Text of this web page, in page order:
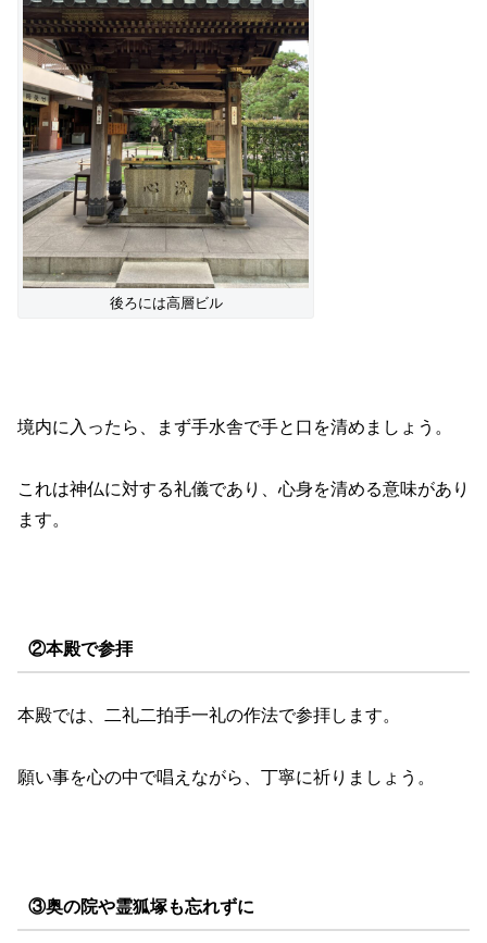
後ろには高層ビル
境内に入ったら、まず手水舎で手と口を清めましょう。
これは神仏に対する礼儀であり、心身を清める意味があり
ます。
②本殿で参拝
本殿では、二礼二拍手一礼の作法で参拝します。
願い事を心の中で唱えながら、丁寧に祈りましょう。
③奥の院や霊狐塚も忘れずに